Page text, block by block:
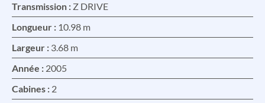
Transmission : Z DRIVE
Longueur : 10.98 m
Largeur : 3.68 m
Année : 2005
Cabines : 2